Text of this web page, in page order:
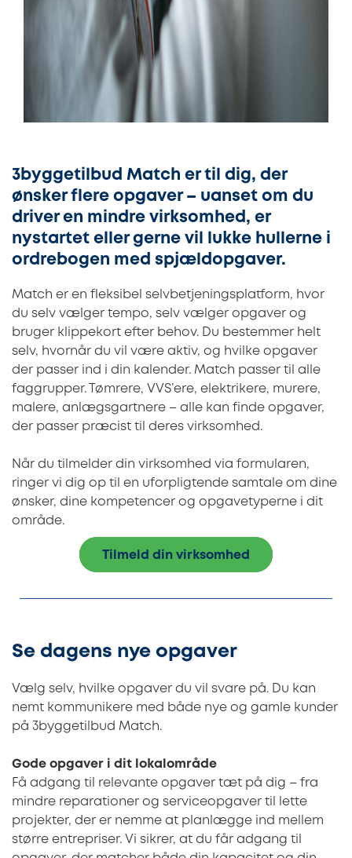
3byggetilbud Match er til dig, der
ønsker flere opgaver – uanset om du
driver en mindre virksomhed, er
nystartet eller gerne vil lukke hullerne i
ordrebogen med spjældopgaver.
Match er en fleksibel selvbetjeningsplatform, hvor
du selv vælger tempo, selv vælger opgaver og
bruger klippekort efter behov. Du bestemmer helt
selv, hvornår du vil være aktiv, og hvilke opgaver
der passer ind i din kalender. Match passer til alle
faggrupper. Tømrere, VVS’ere, elektrikere, murere,
malere, anlægsgartnere – alle kan finde opgaver,
der passer præcist til deres virksomhed.
Når du tilmelder din virksomhed via formularen,
ringer vi dig op til en uforpligtende samtale om dine
ønsker, dine kompetencer og opgavetyperne i dit
område.
Tilmeld din virksomhed
Se dagens nye opgaver
Vælg selv, hvilke opgaver du vil svare på. Du kan
nemt kommunikere med både nye og gamle kunder
på 3byggetilbud Match.
Gode opgaver i dit lokalområde
Få adgang til relevante opgaver tæt på dig – fra
mindre reparationer og serviceopgaver til lette
projekter, der er nemme at planlægge ind mellem
større entrepriser. Vi sikrer, at du får adgang til